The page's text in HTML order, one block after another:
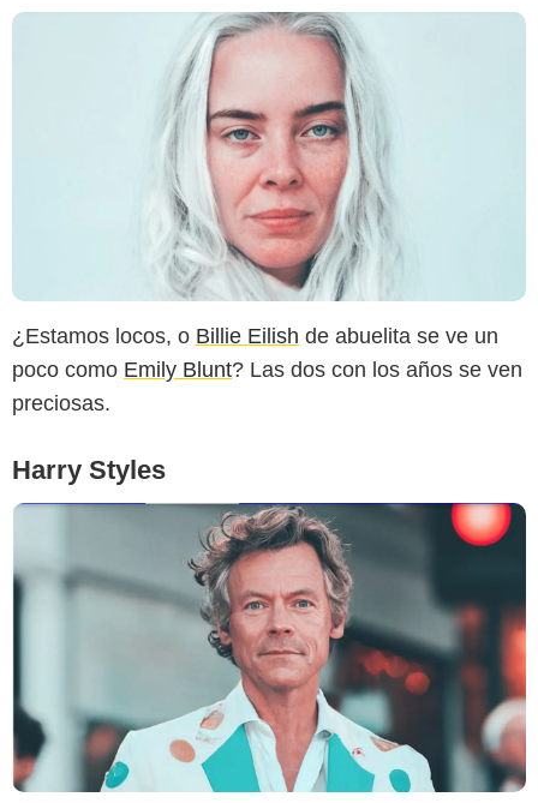
¿Estamos locos, o Billie Eilish de abuelita se ve un
poco como Emily Blunt? Las dos con los años se ven
preciosas.
Harry Styles
alperyesiltas